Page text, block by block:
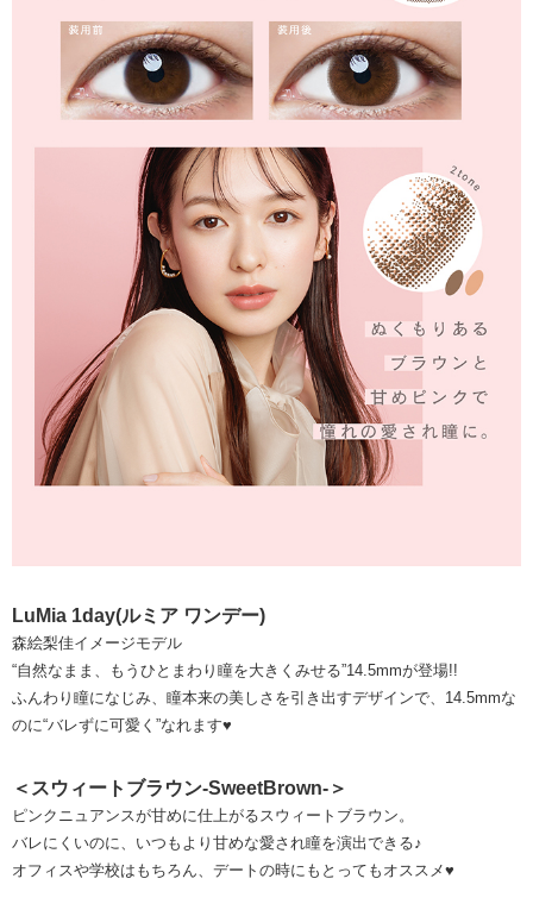
LuMia 1day(ルミア ワンデー)
森絵梨佳イメージモデル
“自然なまま、もうひとまわり瞳を大きくみせる”14.5mmが登場!!
ふんわり瞳になじみ、瞳本来の美しさを引き出すデザインで、14.5mmな
のに“バレずに可愛く”なれます♥
＜スウィートブラウン-SweetBrown-＞
ピンクニュアンスが甘めに仕上がるスウィートブラウン。
バレにくいのに、いつもより甘めな愛され瞳を演出できる♪
オフィスや学校はもちろん、デートの時にもとってもオススメ♥